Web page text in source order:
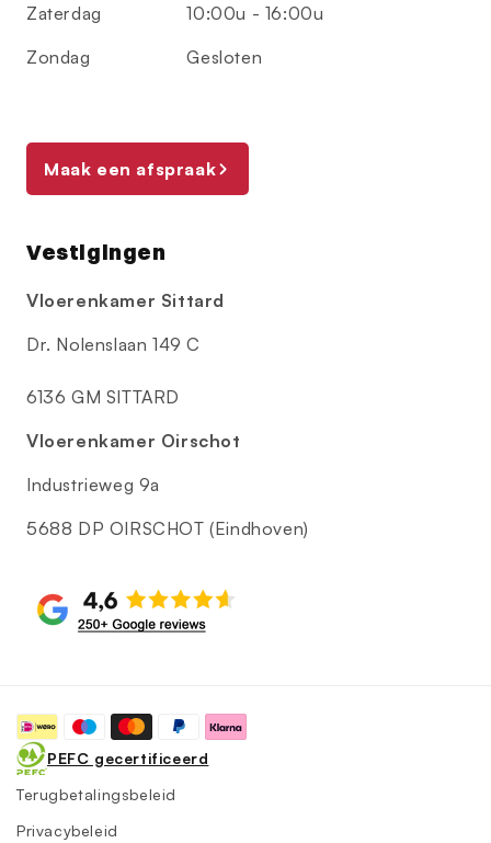
Zaterdag
Zondag
10:00u - 16:00u
Gesloten
Maak een afspraak
Vestigingen
Vloerenkamer Sittard
Dr. Nolenslaan 149 C
6136 GM SITTARD
Vloerenkamer Oirschot
Industrieweg 9a
5688 DP OIRSCHOT (Eindhoven)
PEFC gecertificeerd
Terugbetalingsbeleid
Privacybeleid
Betaalmethoden